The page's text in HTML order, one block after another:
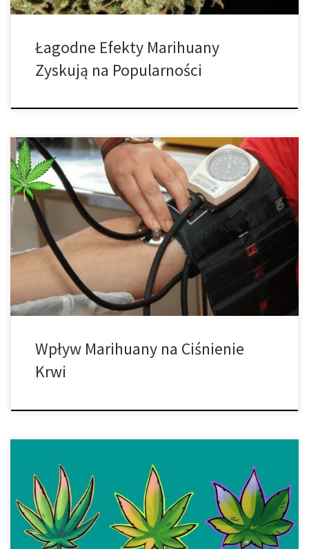
Łagodne Efekty Marihuany
Zyskują na Popularności
Palenie tytoniu podnosi ciśnienie krwi, ale czy marihuana posiada
te same efekty? Wysokie ciśnienie krwi, znane również jako
nadciśnienie, jest chorobą dotykającą 1 na 3 dorosłych
Amerykanów. Mając to na uwadze, a także liczbę państw, które
legalizują medyczną oraz rekreacyjną marihuanę, wiele osób
dopytuje, jaki wpływ ma marihuana na ciśnienie […]
Wpływ Marihuany na Ciśnienie
Krwi
Medyczna marihuana wywołała wiele różnych kontrowersji, odkąd
weszła na medyczny rynek. Jednym z takich twierdzeń jest to, że
produkty spożywcze z marihuaną są bardziej skuteczne niż palona
marihuana. Jednak pytanie, które powinno się tu pojawić jest – czy